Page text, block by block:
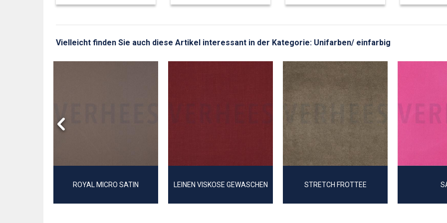
Vielleicht finden Sie auch diese Artikel interessant in der Kategorie: Unifarben/ einfarbig
ROYAL MICRO SATIN LEINEN VISKOSE GEWASCHEN STRETCH FROTTEE